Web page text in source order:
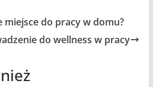
miejsce do pracy w domu?
do wellness w pracy